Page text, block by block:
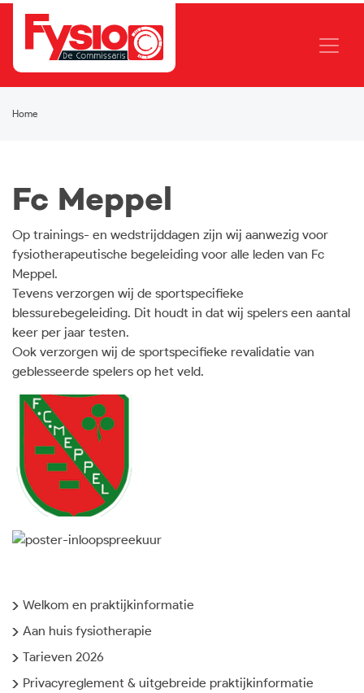
Home
Fc Meppel
Op trainings- en wedstrijddagen zijn wij aanwezig voor
fysiotherapeutische begeleiding voor alle leden van Fc
Meppel.
Tevens verzorgen wij de sportspecifieke
blessurebegeleiding. Dit houdt in dat wij spelers een aantal
keer per jaar testen.
Ook verzorgen wij de sportspecifieke revalidatie van
geblesseerde spelers op het veld.
Welkom en praktijkinformatie
Aan huis fysiotherapie
Tarieven 2026
Privacyreglement & uitgebreide praktijkinformatie